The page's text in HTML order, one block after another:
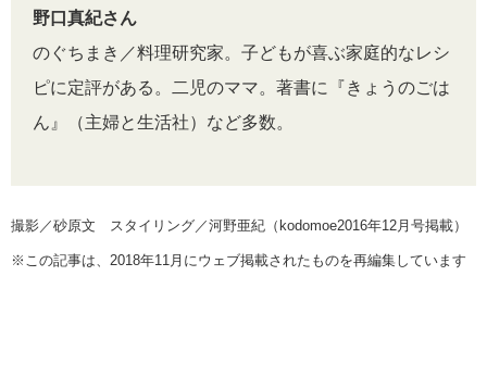
野口真紀さん
のぐちまき／料理研究家。子どもが喜ぶ家庭的なレシ
ピに定評がある。二児のママ。著書に『きょうのごは
ん』（主婦と生活社）など多数。
撮影／砂原文 スタイリング／河野亜紀（kodomoe2016年12月号掲載）
※この記事は、2018年11月にウェブ掲載されたものを再編集しています